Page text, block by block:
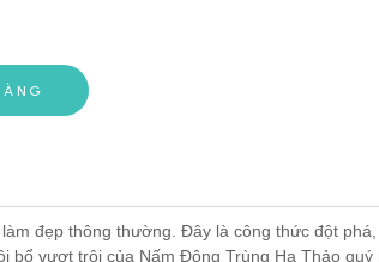
đẹp thông thường. Đây là công thức đột
bổ vượt trội của Nấm Đông Trùng Hạ Thảo quý